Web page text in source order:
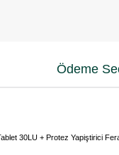
Ödeme
30LU + Protez Yapiştirici